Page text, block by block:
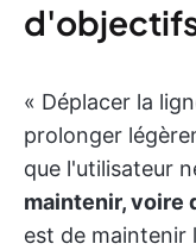
« Déplacer la
prolonger
que l'utilisateur
maintenir, voire
est de maintenir